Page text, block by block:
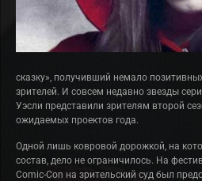
сказку», получивший немало
зрителей. И совсем недавно звезды
Уэсли представили зрителям второй
ожидаемых проектов года.
Одной лишь ковровой дорожкой, на
состав, дело не ограничилось. На
Comic-Con на зрительский суд был